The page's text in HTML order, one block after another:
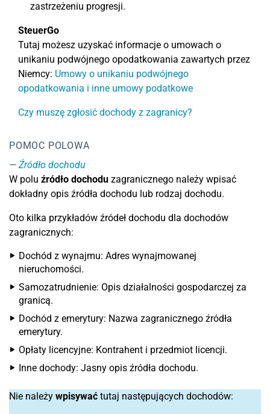
zastrzeżeniu progresji.
SteuerGo
Tutaj możesz uzyskać informacje o umowach o
unikaniu podwójnego opodatkowania zawartych przez
Niemcy: Umowy o unikaniu podwójnego
opodatkowania i inne umowy podatkowe
Czy muszę zgłosić dochody z zagranicy?
POMOC POLOWA
Źródło dochodu
W polu źródło dochodu zagranicznego należy wpisać
dokładny opis źródła dochodu lub rodzaj dochodu.
Oto kilka przykładów źródeł dochodu dla dochodów
zagranicznych:
Dochód z wynajmu: Adres wynajmowanej
nieruchomości.
Samozatrudnienie: Opis działalności gospodarczej za
granicą.
Dochód z emerytury: Nazwa zagranicznego źródła
emerytury.
Opłaty licencyjne: Kontrahent i przedmiot licencji.
Inne dochody: Jasny opis źródła dochodu.
Nie należy wpisywać tutaj następujących dochodów: